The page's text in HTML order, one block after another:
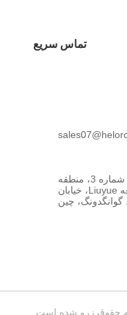
تماس سریع
طبقه 2، ساختمان کارخانه شماره 3، منطقه
صنعتی بوکسیا، جامعه Liuyue، خیابان